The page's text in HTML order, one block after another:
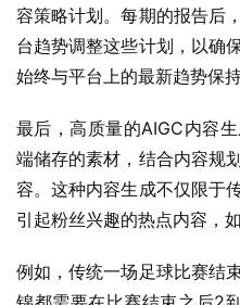
台趋势调整这些计划，以确
始终与平台上的最新趋势保
最后，高质量的AIGC内容
端储存的素材，结合内容规
容。这种内容生成不仅限于
引起粉丝兴趣的热点内容，
例如，传统一场足球比赛结
锦都需要在比赛结束之后2
在平台上发布。但是我们现